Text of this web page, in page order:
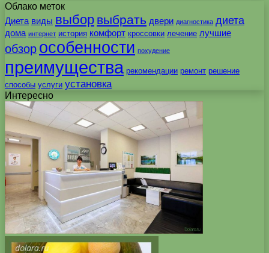
Облако меток
Диета виды выбор выбрать двери диагностика диета
дома интернет история комфорт кроссовки лечение лучшие
обзор особенности похудение
преимущества рекомендации ремонт решение
способы услуги установка
Интересно